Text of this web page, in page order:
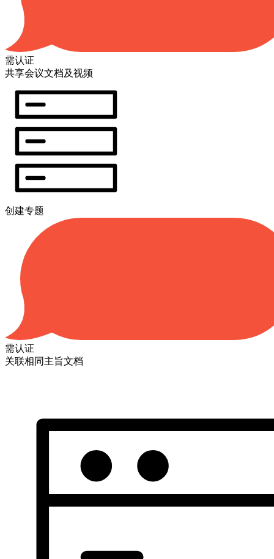
需认证
共享会议文档及视频
创建专题
需认证
关联相同主旨文档